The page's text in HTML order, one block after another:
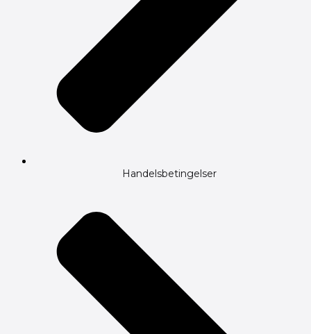
Handelsbetingelser